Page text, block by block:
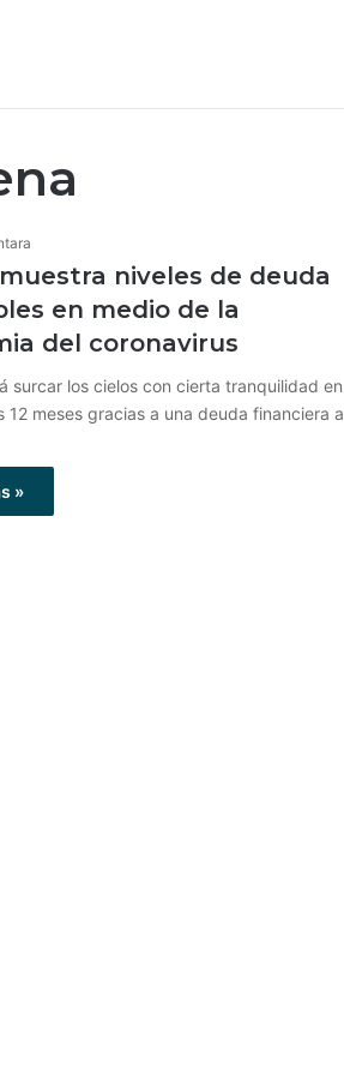
niveles de deuda
en medio de la
del coronavirus
surcar los cielos con cierta tranquilidad en
12 meses gracias a una deuda financiera a
»